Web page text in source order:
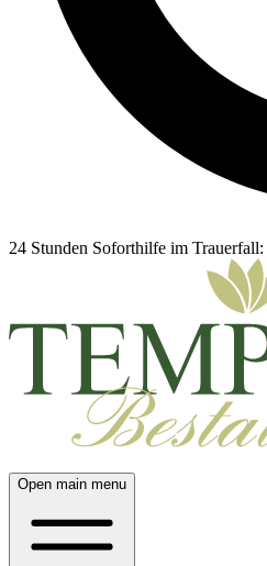
24 Stunden Soforthilfe im Trauerfall:
Open main menu